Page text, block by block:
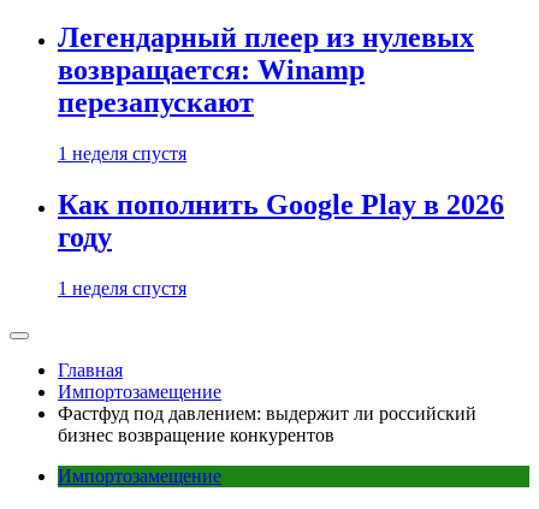
Легендарный плеер из нулевых
возвращается: Winamp
перезапускают
1 неделя спустя
Как пополнить Google Play в 2026
году
1 неделя спустя
Главная
Импортозамещение
Фастфуд под давлением: выдержит ли российский
бизнес возвращение конкурентов
Импортозамещение